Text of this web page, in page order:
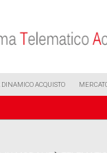
DINAMICO ACQUISTO